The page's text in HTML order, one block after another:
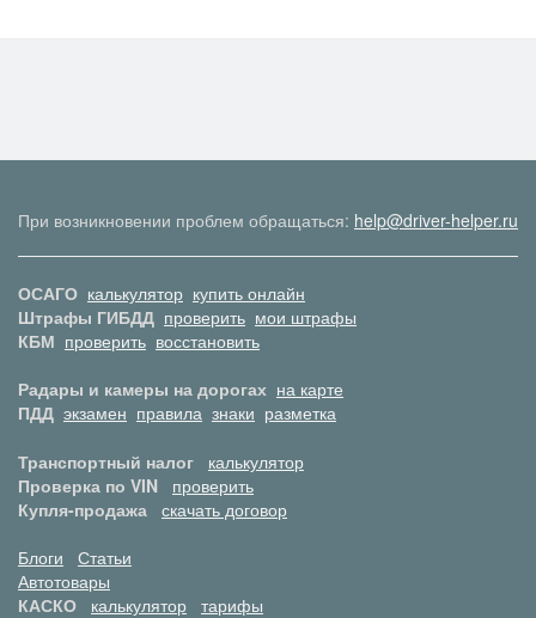
При возникновении проблем обращаться: help@driver-helper.ru
ОСАГО калькулятор купить онлайн
Штрафы ГИБДД проверить мои штрафы
КБМ проверить восстановить
Радары и камеры на дорогах на карте
ПДД экзамен правила знаки разметка
Транспортный налог
калькулятор
Проверка по VIN
проверить
Купля-продажа скачать договор
Блоги
Статьи
Автотовары
КАСКО
калькулятор тарифы